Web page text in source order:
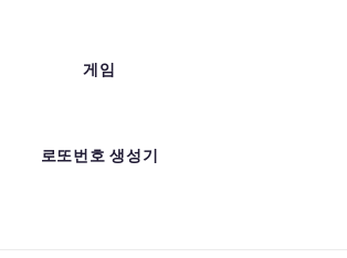
게임
로또번호 생성기